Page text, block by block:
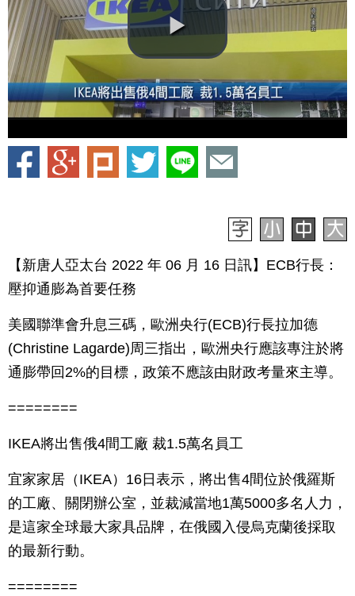
【新唐人亞太台 2022 年 06 月 16 日訊】ECB行長：
壓抑通膨為首要任務
美國聯準會升息三碼，歐洲央行(ECB)行長拉加德
(Christine Lagarde)周三指出，歐洲央行應該專注於將
通膨帶回2%的目標，政策不應該由財政考量來主導。
========
IKEA將出售俄4間工廠 裁1.5萬名員工
宜家家居（IKEA）16日表示，將出售4間位於俄羅斯
的工廠、關閉辦公室，並裁減當地1萬5000多名人力，
是這家全球最大家具品牌，在俄國入侵烏克蘭後採取
的最新行動。
========